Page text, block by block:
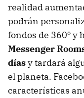
realidad
podrán
fondos de 360º y
Messenger
díasy tardará
el planeta.
características